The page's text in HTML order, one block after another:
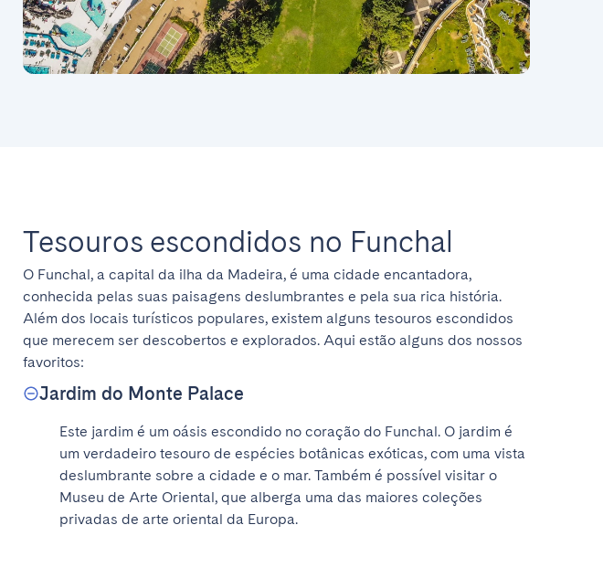
Tesouros escondidos no Funchal
O Funchal, a capital da ilha da Madeira, é uma cidade encantadora,
conhecida pelas suas paisagens deslumbrantes e pela sua rica história.
Além dos locais turísticos populares, existem alguns tesouros escondidos
que merecem ser descobertos e explorados. Aqui estão alguns dos nossos
favoritos:
Jardim do Monte Palace
Este jardim é um oásis escondido no coração do Funchal. O jardim é
um verdadeiro tesouro de espécies botânicas exóticas, com uma vista
deslumbrante sobre a cidade e o mar. Também é possível visitar o
Museu de Arte Oriental, que alberga uma das maiores coleções
privadas de arte oriental da Europa.